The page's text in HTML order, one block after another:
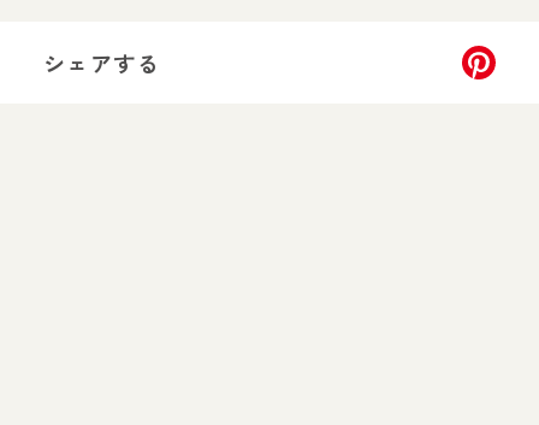
シェアする